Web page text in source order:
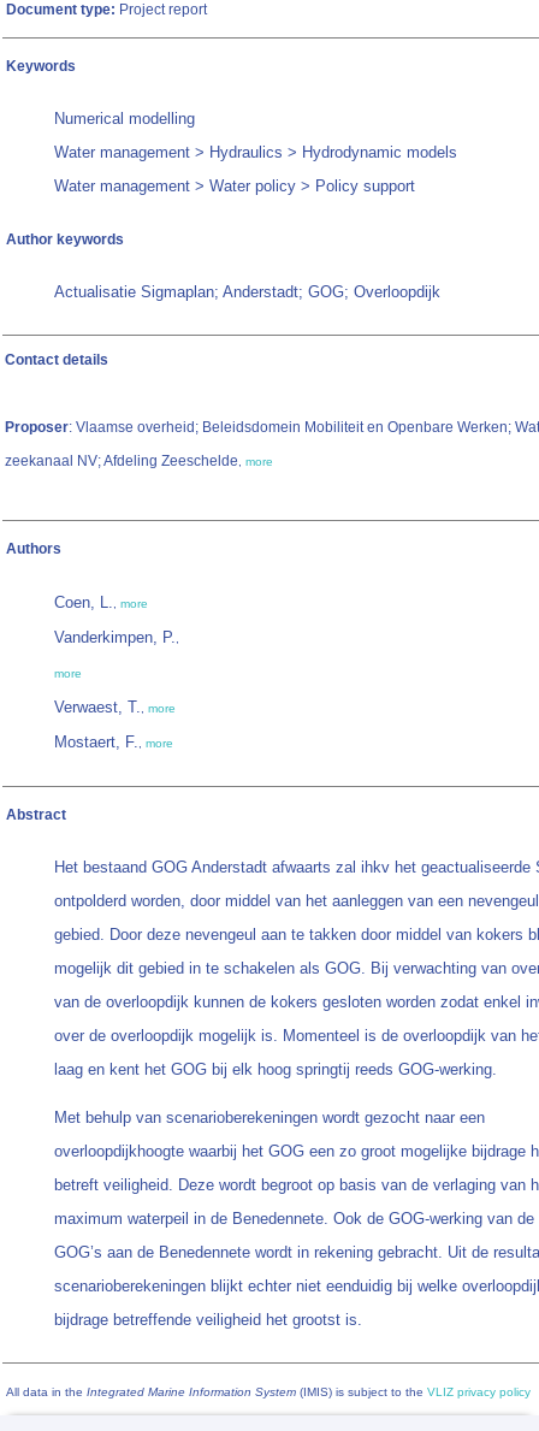
Document type: Project report
Keywords
Numerical modelling
Water management > Hydraulics > Hydrodynamic models
Water management > Water policy > Policy support
Author keywords
Actualisatie Sigmaplan; Anderstadt; GOG; Overloopdijk
Contact details
Proposer: Vlaamse overheid; Beleidsdomein Mobiliteit en Openbare Werken;
zeekanaal NV; Afdeling Zeeschelde, more
Authors
Coen, L., more
Vanderkimpen, P.,
more
Verwaest, T., more
Mostaert, F., more
Abstract
Het bestaand GOG Anderstadt afwaarts zal ihkv het geactualiseerde
ontpolderd worden, door middel van het aanleggen van een
gebied. Door deze nevengeul aan te takken door middel van kokers
mogelijk dit gebied in te schakelen als GOG. Bij verwachting van
van de overloopdijk kunnen de kokers gesloten worden zodat enkel
over de overloopdijk mogelijk is. Momenteel is de overloopdijk van
laag en kent het GOG bij elk hoog springtij reeds GOG-werking.
Met behulp van scenarioberekeningen wordt gezocht naar een
overloopdijkhoogte waarbij het GOG een zo groot mogelijke bijdrage
betreft veiligheid. Deze wordt begroot op basis van de verlaging van
maximum waterpeil in de Benedennete. Ook de GOG-werking van de
GOG’s aan de Benedennete wordt in rekening gebracht. Uit de
scenarioberekeningen blijkt echter niet eenduidig bij welke
bijdrage betreffende veiligheid het grootst is.
All data in the Integrated Marine Information System (IMIS) is subject to the VLIZ privacy policy